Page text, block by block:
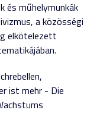
és műhelymunkák
a közösségi
elkötelezett
ist mehr - Die